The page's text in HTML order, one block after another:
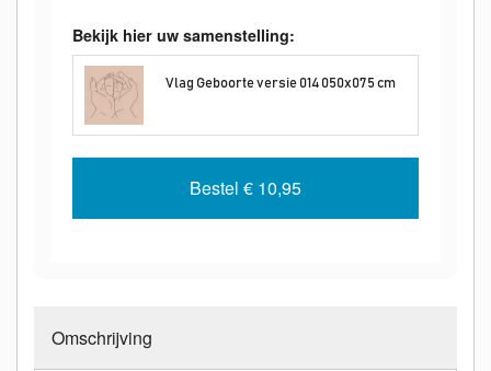
Bekijk hier uw samenstelling:
Vlag Geboorte versie 014 050x075 cm
Bestel € 10,95
Omschrijving